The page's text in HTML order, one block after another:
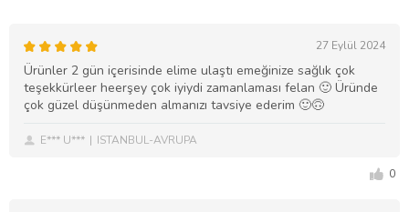
27 Eylül 2024
Ürünler 2 gün içerisinde elime ulaştı emeğinize sağlık çok
teşekkürleer heerşey çok iyiydi zamanlaması felan 🙂 Üründe
çok güzel düşünmeden almanızı tavsiye ederim 🙂🙃
E*** U*** ISTANBUL-AVRUPA
0